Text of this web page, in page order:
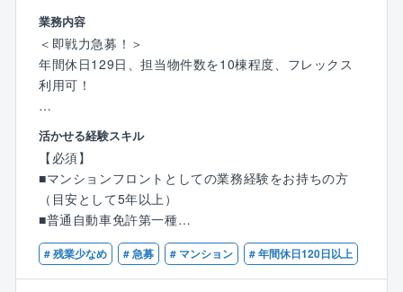
対応が発生しにくい環境となっています。
※平均残業時間20時間～30時間
※休日出勤は基本少なめですが、対応いただいた場合は
振替休日を取得いただきます。
【事業基盤】
株式会社大京のグループ会社であり、分譲マンション
（サーパスマンション）の管理を中心とした建物の維
持管理業を全国で展開しており、毎年管理戸数受注実
績を着実に伸ばしています。
業務内容
＜即戦力急募！＞
年間休日129日、担当物件数を10棟程度、フレックス
利用可！
岡山県岡山市勤務にて、同社が管理する分譲マンショ
ン管理組合の窓口（フロント営業担当）として、マン
ション管理に関わるサポート/提案活動を担当頂きま
す。
【具体的には】
■担当マンションの管理組合からの問い合わせ対応
■理事会や総会の運営サポート（打ち合わせ・資料作
活かせる経験スキル
【必須】
■マンションフロントとしての業務経験をお持ちの方
（目安として5年以上）
■普通自動車免許第一種
【歓迎】
■管理業務主任者
# 残業少なめ # 急募 # マンション # 年間休日120日以上